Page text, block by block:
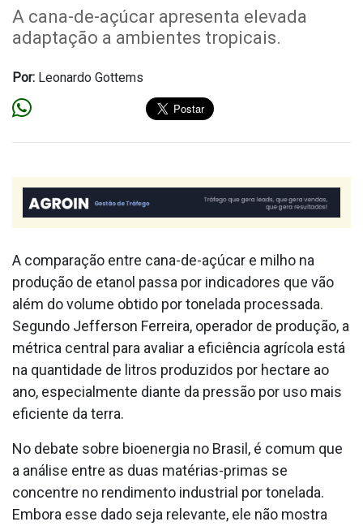
A cana-de-açúcar apresenta elevada
adaptação a ambientes tropicais.
Por: Leonardo Gottems
A comparação entre cana-de-açúcar e milho na
produção de etanol passa por indicadores que vão
além do volume obtido por tonelada processada.
Segundo Jefferson Ferreira, operador de produção, a
métrica central para avaliar a eficiência agrícola está
na quantidade de litros produzidos por hectare ao
ano, especialmente diante da pressão por uso mais
eficiente da terra.
No debate sobre bioenergia no Brasil, é comum que
a análise entre as duas matérias-primas se
concentre no rendimento industrial por tonelada.
Embora esse dado seja relevante, ele não mostra